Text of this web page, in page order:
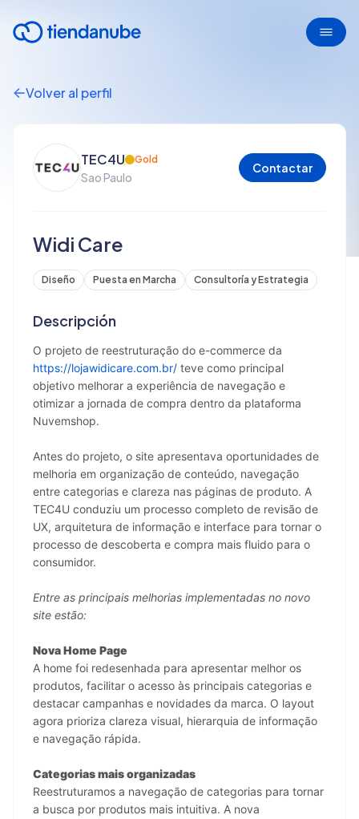
Volver al perfil
TEC4U Gold
Sao Paulo
Contactar
Widi Care
Diseño Puesta en Marcha Consultoría y Estrategia
Descripción
O projeto de reestruturação do e-commerce da
https://lojawidicare.com.br/ teve como principal
objetivo melhorar a experiência de navegação e
otimizar a jornada de compra dentro da plataforma
Nuvemshop.
Antes do projeto, o site apresentava oportunidades de
melhoria em organização de conteúdo, navegação
entre categorias e clareza nas páginas de produto. A
TEC4U conduziu um processo completo de revisão de
UX, arquitetura de informação e interface para tornar o
processo de descoberta e compra mais fluido para o
consumidor.
Entre as principais melhorias implementadas no novo
site estão:
Nova Home Page
A home foi redesenhada para apresentar melhor os
produtos, facilitar o acesso às principais categorias e
destacar campanhas e novidades da marca. O layout
agora prioriza clareza visual, hierarquia de informação
e navegação rápida.
Categorias mais organizadas
Reestruturamos a navegação de categorias para tornar
a busca por produtos mais intuitiva. A nova